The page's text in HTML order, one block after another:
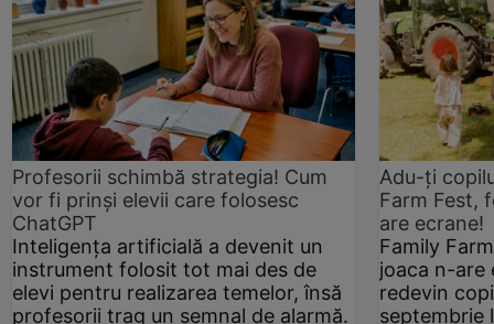
Profesorii schimbă strategia! Cum
vor fi prinși elevii care folosesc
ChatGPT
Inteligența artificială a devenit un
instrument folosit tot mai des de
elevi pentru realizarea temelor, însă
profesorii trag un semnal de alarmă.
Adu-ți
Farm Fest,
are ecrane!
Family
joaca n-are
redevin
septembrie